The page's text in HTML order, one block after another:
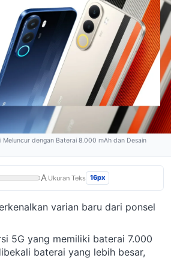
Meluncur dengan Baterai 8.000 mAh dan Desain
A Ukuran Teks 16px
varian baru dari ponsel
5G yang memiliki baterai 7.000
baterai yang lebih besar,